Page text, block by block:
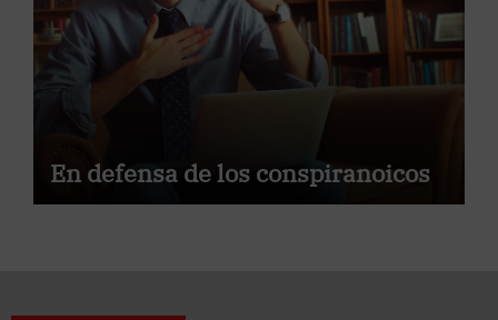
En defensa de los conspiranoicos